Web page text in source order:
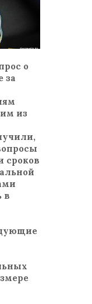
о
за
из
сроков
в